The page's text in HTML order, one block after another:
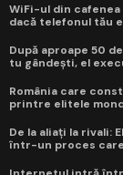
WiFi-ul din
dacă telefonul tău
După aproape 50
tu gândești, el
România care
printre elitele
De la aliați la rivali:
într-un proces